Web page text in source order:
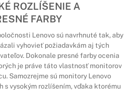
ROZLÍŠENIE A
FARBY
Lenovo sú navrhnuté tak, aby
vyhovieť požiadavkám aj tých
Dokonale presné farby ocenia
je práve táto vlastnosť monitorov
Samozrejme sú monitory Lenovo
s vysokým rozlíšením, vďaka ktorému